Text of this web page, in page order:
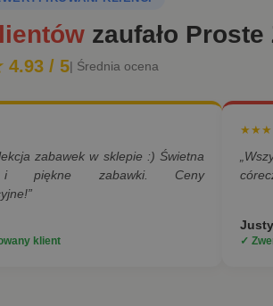
zaufało
4.93 / 5| Średnia ocena
zabawek w sklepie :) Świetna
piękne zabawki. Ceny
klient ✓